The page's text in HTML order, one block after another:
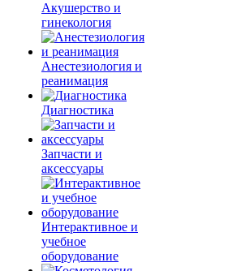
Акушерство и
гинекология
Анестезиология и
реанимация
Диагностика
Запчасти и
аксессуары
Интерактивное и
учебное
оборудование